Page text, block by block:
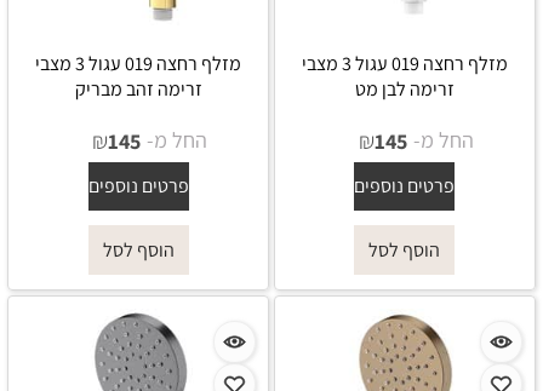
מזלף רחצה 019 עגול 3 מצבי
זרימה לבן מט
החל מ- ₪145
פרטים נוספים
הוסף לסל
מזלף רחצה 019 עגול 3 מצבי
זרימה זהב מבריק
החל מ- ₪145
פרטים נוספים
הוסף לסל